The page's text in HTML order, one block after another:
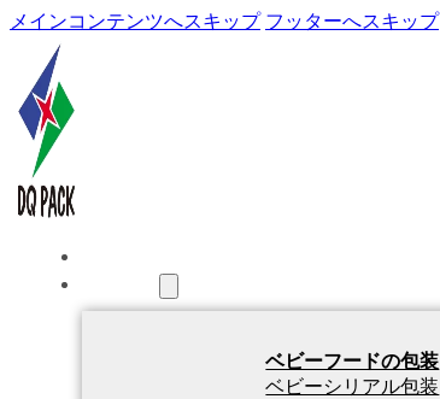
メインコンテンツへスキップ フッターへスキップ
ベビーフードの包装
ベビーシリアル包装